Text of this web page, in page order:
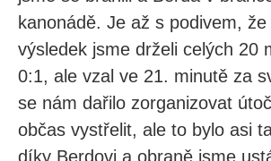
kanonádě. Je až s podivem,
výsledek jsme drželi celých 20
0:1, ale vzal ve 21. minutě za
se nám dařilo zorganizovat
občas vystřelit, ale to bylo asi
díky Berdovi a obraně jsme